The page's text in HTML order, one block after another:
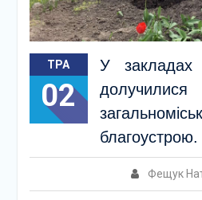
ТРА
02
У закладах
благоустрою.
Фещук